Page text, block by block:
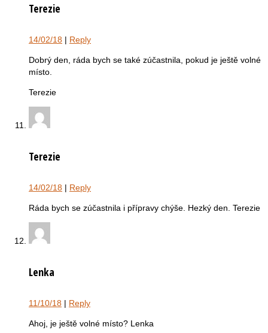
Terezie
14/02/18 | Reply
Dobrý den, ráda bych se také zúčastnila, pokud je ještě volné
místo.
Terezie
Terezie
14/02/18 | Reply
Ráda bych se zúčastnila i přípravy chýše. Hezký den. Terezie
Lenka
11/10/18 | Reply
Ahoj, je ještě volné místo? Lenka